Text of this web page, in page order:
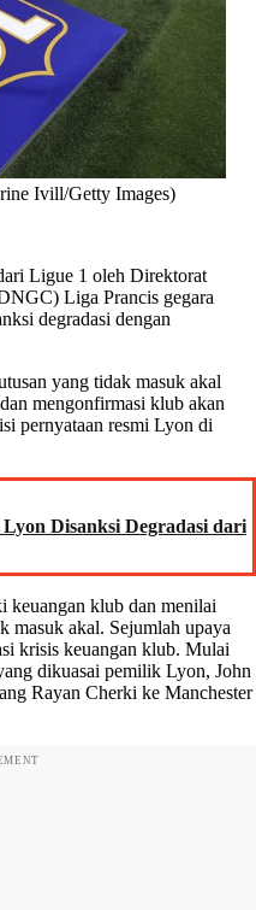
Ivill/Getty Images)
Ligue 1 oleh Direktorat
Liga Prancis gegara
degradasi dengan
yang tidak masuk akal
mengonfirmasi klub akan
pernyataan resmi Lyon di
Disanksi Degradasi dari
keuangan klub dan menilai
akal. Sejumlah upaya
krisis keuangan klub. Mulai
dikuasai pemilik Lyon, John
Rayan Cherki ke Manchester